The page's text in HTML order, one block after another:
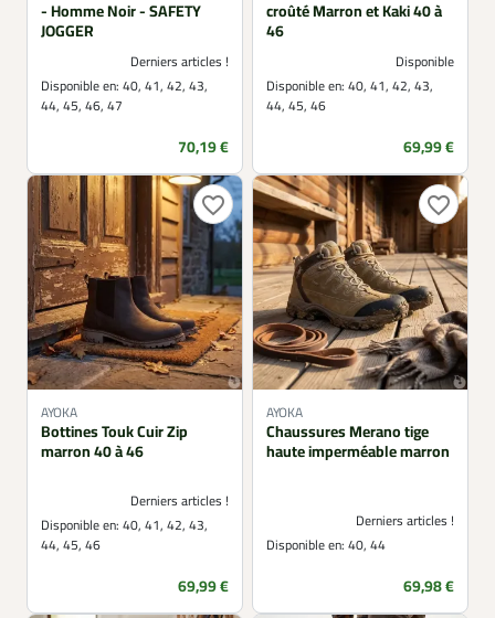
- Homme Noir - SAFETY
JOGGER
Derniers articles !
Disponible en: 40, 41, 42, 43,
44, 45, 46, 47
Prix
70,19 €
croûté Marron et Kaki 40 à
46
Disponible
Disponible en: 40, 41, 42, 43,
44, 45, 46
Prix
69,99 €
favorite_border
AYOKA
Bottines Touk Cuir Zip
marron 40 à 46
Derniers articles !
Disponible en: 40, 41, 42, 43,
44, 45, 46
Prix
69,99 €
favorite_border
AYOKA
Chaussures Merano tige
haute imperméable marron
Derniers articles !
Disponible en: 40, 44
Prix
69,98 €